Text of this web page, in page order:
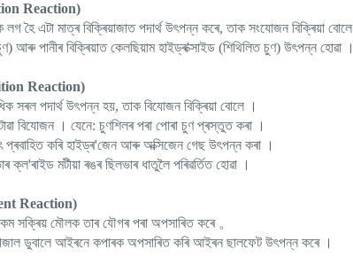
Reaction)
লগ হৈ এটা মাত্ৰ বিক্ৰিয়াজাত পদাৰ্থ উৎপন্ন কৰে,তাক সংযোজন বিক্ৰিয়া বোলে
আৰু পানীৰ বিক্ৰিয়াত কেলছিয়াম হাইড্ৰ'ক্সাইড (শিথিলিত চুণ) উৎপন্ন হোৱা ।
Reaction)
সৰল পদাৰ্থ উৎপন্ন হয়,তাক বিযোজন বিক্ৰিয়া বোলে ।
বিযোজন । যেনে: চুণশিলৰ পৰা পোৰা চুণ প্ৰস্তুত কৰা ।
প্ৰবাহিত কৰি হাইড্ৰ'জেন আৰু অক্সিজেন গেছ উৎপন্ন কৰা ।
ক্ল'ৰাইড মটীয়া ৰঙৰ ছিলভাৰ ধাতুলৈ পৰিৱৰ্তিত হোৱা ।
Reaction)
কম সক্ৰিয় মৌলক তাৰ যৌগৰ পৰা অপসাৰিত কৰে 。
ডুবালে আইৰনে কপাৰক অপসাৰিত কৰি আইৰন ছালফেট উৎপন্ন কৰে।